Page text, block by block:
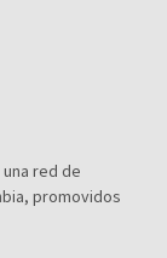
red de
promovidos